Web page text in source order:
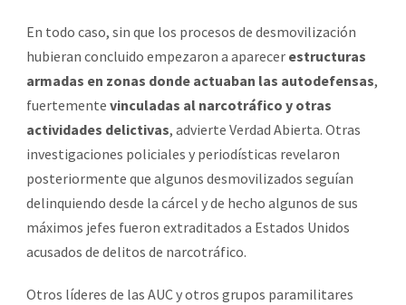
En todo caso, sin que los procesos de desmovilización
hubieran concluido empezaron a aparecer estructuras
armadas en zonas donde actuaban las autodefensas,
fuertemente vinculadas al narcotráfico y otras
actividades delictivas, advierte Verdad Abierta. Otras
investigaciones policiales y periodísticas revelaron
posteriormente que algunos desmovilizados seguían
delinquiendo desde la cárcel y de hecho algunos de sus
máximos jefes fueron extraditados a Estados Unidos
acusados de delitos de narcotráfico.
Otros líderes de las AUC y otros grupos paramilitares